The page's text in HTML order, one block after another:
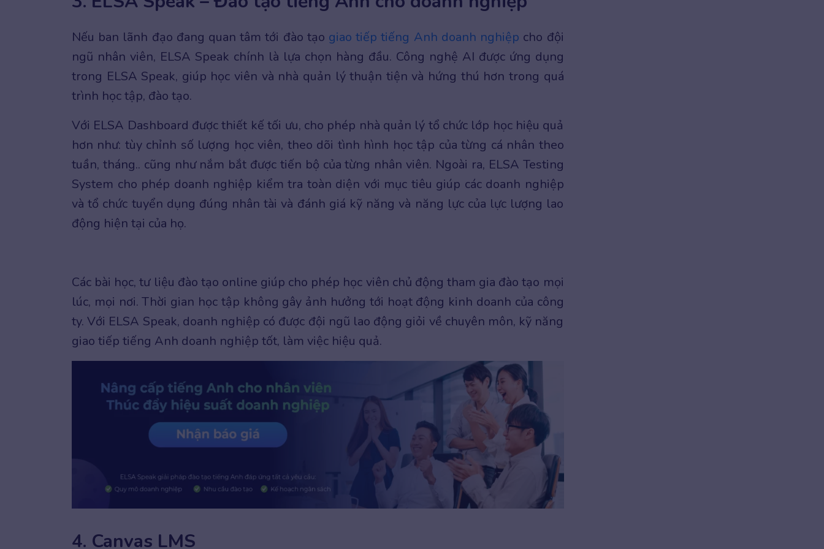
Nếu ban lãnh đạo đang quan tâm tới đào tạo giao tiếp tiếng Anh doanh nghiệp cho đội
ngũ nhân viên, ELSA Speak chính là lựa chọn hàng đầu. Công nghệ AI được ứng dụng
trong ELSA Speak, giúp học viên và nhà quản lý thuận tiện và hứng thú hơn trong quá
trình học tập, đào tạo.
Với ELSA Dashboard được thiết kế tối ưu, cho phép nhà quản lý tổ chức lớp học hiệu quả
hơn như: tùy chỉnh số lượng học viên, theo dõi tình hình học tập của từng cá nhân theo
tuần, tháng.. cũng như nắm bắt được tiến bộ của từng nhân viên. Ngoài ra, ELSA Testing
System cho phép doanh nghiệp kiểm tra toàn diện với mục tiêu giúp các doanh nghiệp
và tổ chức tuyển dụng đúng nhân tài và đánh giá kỹ năng và năng lực của lực lượng lao
động hiện tại của họ.
Các bài học, tư liệu đào tạo online giúp cho phép học viên chủ động tham gia đào tạo mọi
lúc, mọi nơi. Thời gian học tập không gây ảnh hưởng tới hoạt động kinh doanh của công
ty. Với ELSA Speak, doanh nghiệp có được đội ngũ lao động giỏi về chuyên môn, kỹ năng
giao tiếp tiếng Anh doanh nghiệp tốt, làm việc hiệu quả.
4. Canvas LMS